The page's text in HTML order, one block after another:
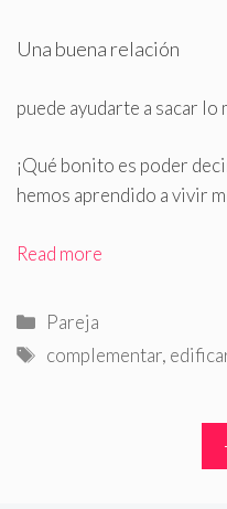
Una buena relación
puede ayudarte a sacar lo
¡Qué bonito es poder
hemos aprendido a vivir
Read more
Categorías
Pareja
Etiquetas
complementar,